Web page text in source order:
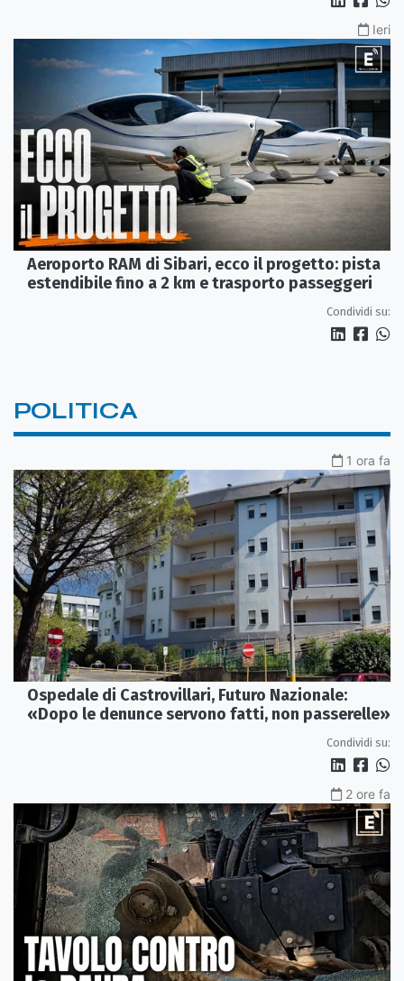
Ieri
Aeroporto RAM di Sibari, ecco il progetto: pista
estendibile fino a 2 km e trasporto passeggeri
Condividi su:
POLITICA
1 ora fa
Ospedale di Castrovillari, Futuro Nazionale:
«Dopo le denunce servono fatti, non passerelle»
Condividi su:
2 ore fa